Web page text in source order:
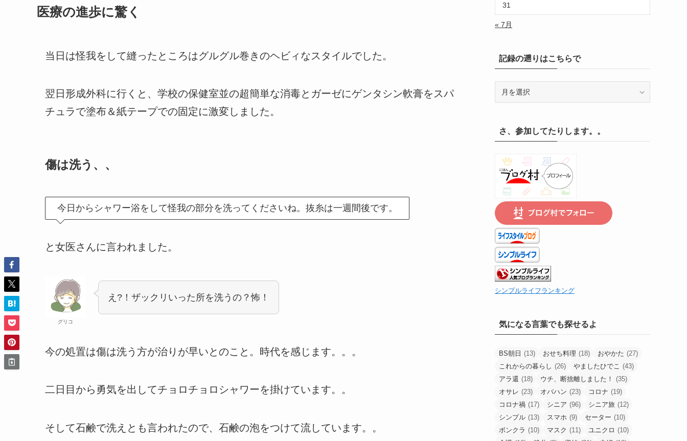
医療の進歩に驚く
当日は怪我をして縫ったところはグルグル巻きのヘビィなスタイルでした。
翌日形成外科に行くと、 学校の保健室並の超簡単な消毒とガーゼにゲンタシン軟膏をスパ
チュラで塗布＆紙テープでの固定に激変しました。
傷は洗う、、
今日からシャワー浴をして怪我の部分を洗ってくださいね。抜糸は一週間後です。
と女医さんに言われました。
グリコ
え?！ザックリいった所を洗うの？怖！
今の処置は傷は洗う方が治りが早いとのこと。時代を感じます。。。
二日目から勇気を出してチョロチョロシャワーを掛けています。。
そして石鹸で洗えとも言われたので、石鹸の泡をつけて流しています。。
31
« 7月
記録の遡りはこちらで
り
は
こ
ち
ら
で
さ、参加してたりします。。
シンプルライフランキング
気になる言葉でも探せるよ
BS朝日 (13) おせち料理 (18) おやかた (27)
これからの暮らし (26) やましたひでこ (43)
アラ還 (18) ウチ、断捨離しました！
(35)
オサレ (23) オバハン (23) コロナ (19)
コロナ禍 (17) シニア (96) シニア旅 (12)
シンプル (13) スマホ (9) セーター (10)
ボンクラ (10) マスク (11) ユニクロ (10)